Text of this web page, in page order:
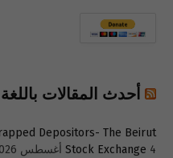
أحدث المقالات باللغة
Depositors- The Beirut
Stock Exchange 4 أغسطس 2026